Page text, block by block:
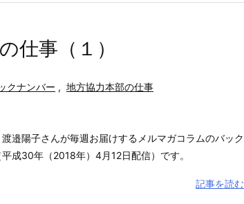
仕事（１）
クナンバー , 地方協力本部の仕事
邉陽子さんが毎週お届けするメルマガコラムのバッ
成30年（2018年）4月12日配信）です。
記事を読む